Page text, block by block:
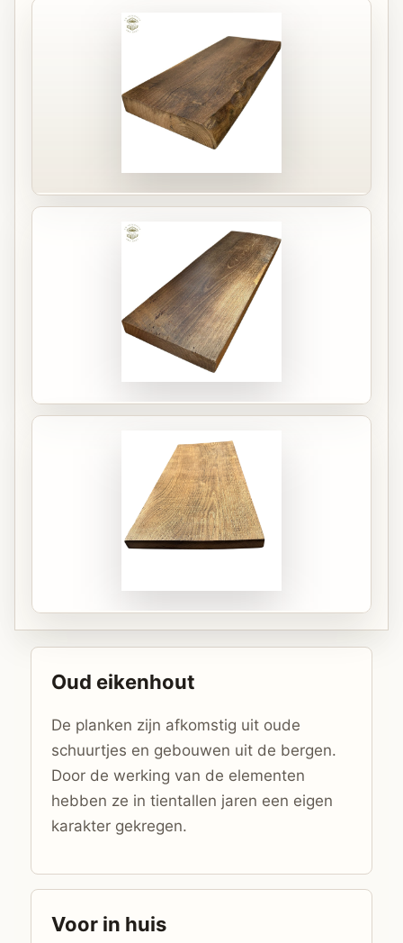
EUR 59,00 58 cm x 22 cm Bekijk plank
EUR 65,00 70 cm x 23 cm Bekijk plank
Oud eikenhout
De planken zijn afkomstig uit oude
schuurtjes en gebouwen uit de bergen.
Door de werking van de elementen
hebben ze in tientallen jaren een eigen
karakter gekregen.
Voor in huis